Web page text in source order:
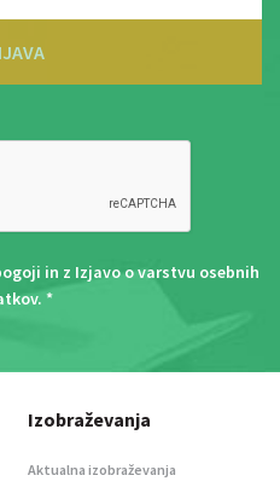
in z Izjavo o varstvu osebnih
. *
Izobraževanja
Aktualna izobraževanja